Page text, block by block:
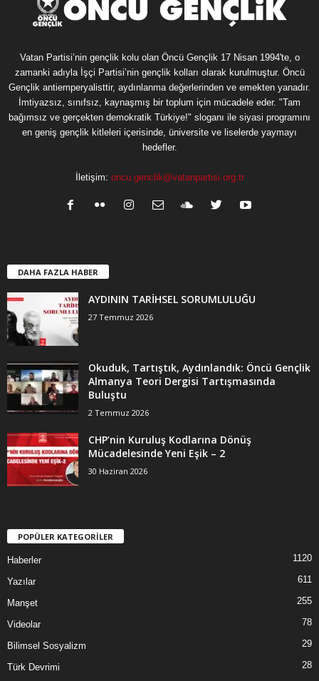
Vatan Partisi’nin gençlik kolu olan Öncü Gençlik 17 Nisan 1994'te, o
zamanki adıyla İşçi Partisi’nin gençlik kolları olarak kurulmuştur. Öncü
Gençlik antiemperyalisttir, aydınlanma değerlerinden ve emekten yanadır.
İmtiyazsız, sınıfsız, kaynaşmış bir toplum için mücadele eder. "Tam
bağımsız ve gerçekten demokratik Türkiye!" sloganı ile siyasi programını
en geniş gençlik kitleleri içerisinde, üniversite ve liselerde yaymayı
hedefler.
İletişim: oncu.genclik@vatanpartisi.org.tr
DAHA FAZLA HABER
AYDININ TARİHSEL SORUMLULUĞU
27 Temmuz 2026
Okuduk, Tartıştık, Aydınlandık: Öncü Gençlik
Almanya Teori Dergisi Tartışmasında
Buluştu
2 Temmuz 2026
CHP’nin Kuruluş Kodlarına Dönüş
Mücadelesinde Yeni Eşik – 2
30 Haziran 2026
POPÜLER KATEGORİLER
Haberler 1120
Yazılar 611
Manşet 255
Videolar 78
Bilimsel Sosyalizm 29
Türk Devrimi 28